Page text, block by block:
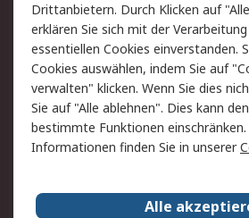
Rechtliches
AGB
Cookie-Richtlinie
Copyright/Impressum
RS
Drittanbietern. Durch Klicken auf
erklären Sie sich mit der
essentiellen Cookies einverstanden.
Cookies auswählen, indem Sie auf
verwalten" klicken. Wenn Sie dies
Sie auf "Alle ablehnen". Dies kann
bestimmte Funktionen
Informationen finden Sie in unserer
Alle